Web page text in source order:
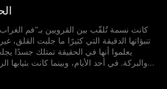
أخذتها هالة معها إلى قصر الحاكم
لحظة دخولها بدأت البركات تتدفق: الزهور
والكلب العجوز يستعيد حيويته، لكن
قدرات نسمة كان أعظم بكثير…
كانت نسمة تُلقّب بين القرويين بـ"فم
تنبؤاتها الدقيقة التي كثيرًا ما جلبت القلق،
يعلموا أنها في الحقيقة تمتلك جسدًا
والبركة. في أحد الأيام، وبينما كانت بثيابها